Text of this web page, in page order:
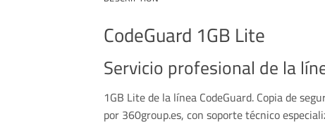
CodeGuard 1GB Lite
Servicio profesional de la
1GB Lite de la línea CodeGuard. Copia de
por 360group.es, con soporte técnico